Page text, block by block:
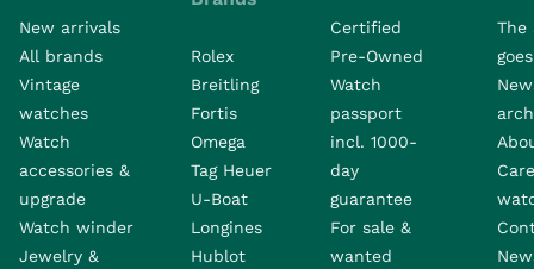
New arrivals
All brands
Vintage
watches
Watch
accessories &
upgrade
Watch winder
Jewelry &
Rolex
Breitling
Fortis
Omega
Tag Heuer
U-Boat
Longines
Hublot
Certified
Pre-Owned
Watch
passport
incl. 1000-
day
guarantee
For sale &
wanted
The